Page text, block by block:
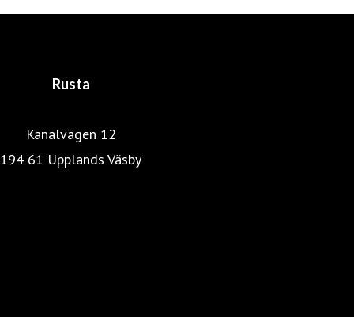
Rusta
Kanalvägen 12
194 61 Upplands Väsby